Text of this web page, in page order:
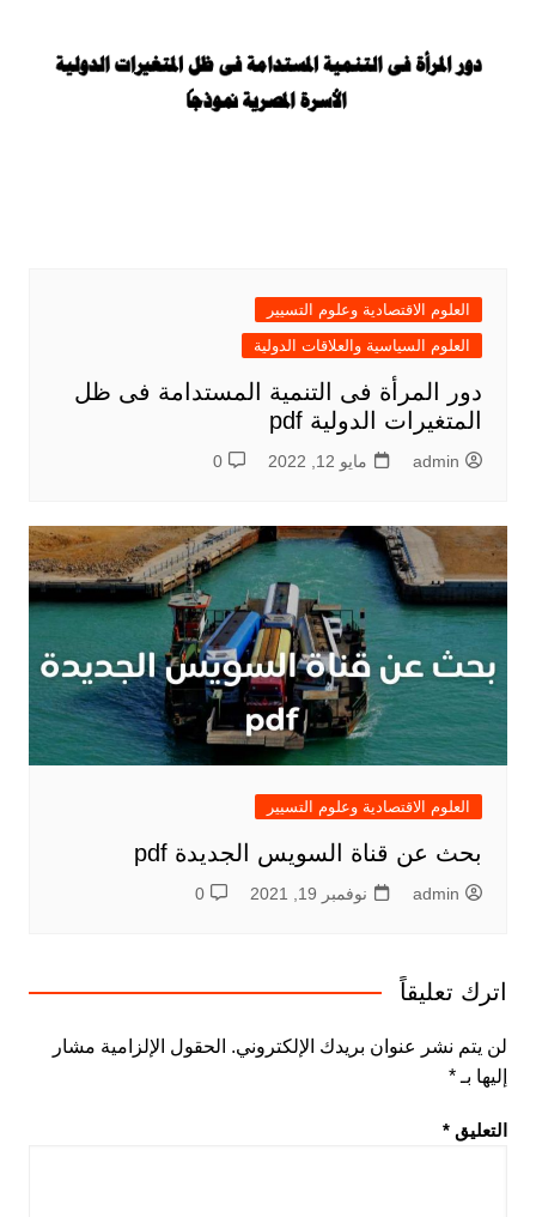
العلوم الاقتصادية وعلوم التسيير
العلوم السياسية والعلاقات الدولية
دور المرأة فى التنمية المستدامة فى ظل
المتغيرات الدولية pdf
admin مايو 12, 2022 0
العلوم الاقتصادية وعلوم التسيير
بحث عن قناة السويس الجديدة pdf
admin نوفمبر 19, 2021 0
اترك تعليقاً
لن يتم نشر عنوان بريدك الإلكتروني. الحقول الإلزامية مشار
إليها بـ *
التعليق *